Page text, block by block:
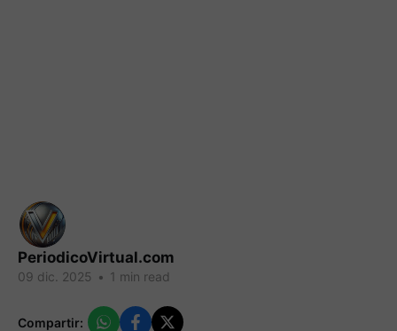
PeriodicoVirtual.com
09 dic. 2025 • 1 min read
Compartir: